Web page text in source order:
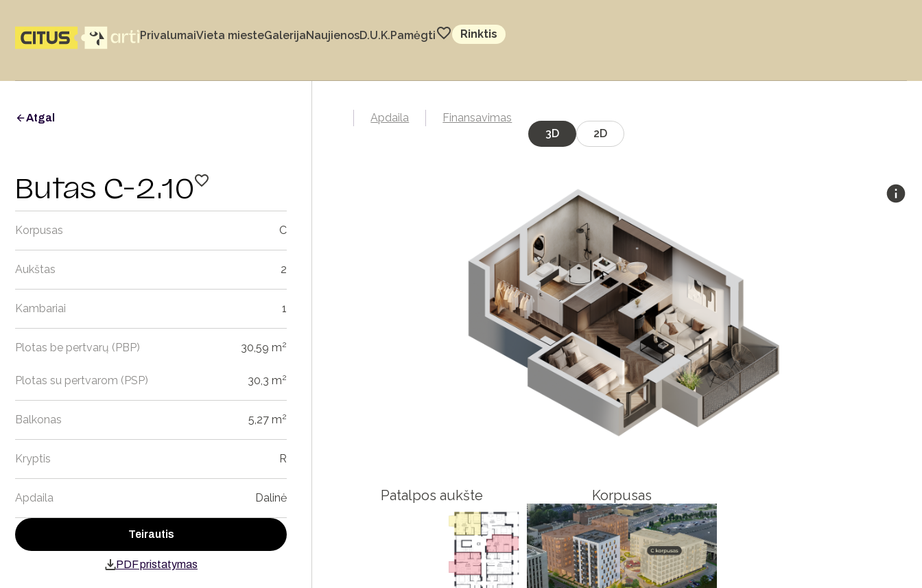
PrivalumaiVieta miesteGalerijaNaujienosD.U.K.Pamėgti Rinktis
Atgal
Butas C-2.10
Korpusas C
Aukštas 2
Kambariai 1
Plotas be pertvarų (PBP) 30,59 m2
Plotas su pertvarom (PSP) 30,3 m2
Balkonas 5,27 m2
Kryptis R
Apdaila Dalinė
Teirautis
PDF pristatymas
Apdaila
Finansavimas
3D
2D
Patalpos aukšte Korpusas